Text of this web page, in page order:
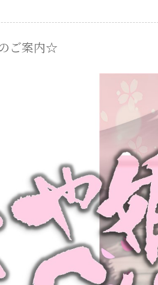
ご案内☆